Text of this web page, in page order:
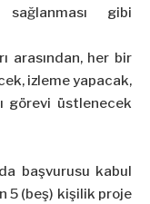
gibi
arasından, her bir
izleme yapacak,
görevi üstlenecek
başvurusu kabul
5 (beş) kişilik proje